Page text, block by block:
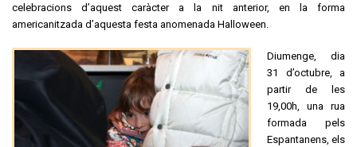
celebracions d’aquest caràcter a la nit anterior, en la forma
americanitzada d’aquesta festa anomenada Halloween.
Diumenge, dia
31 d’octubre, a
partir de les
19,00h, una rua
formada pels
Espantanens, els